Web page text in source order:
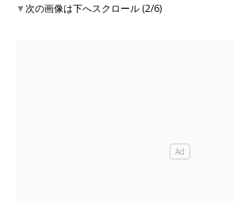
▼次の画像は下へスクロール (2/6)